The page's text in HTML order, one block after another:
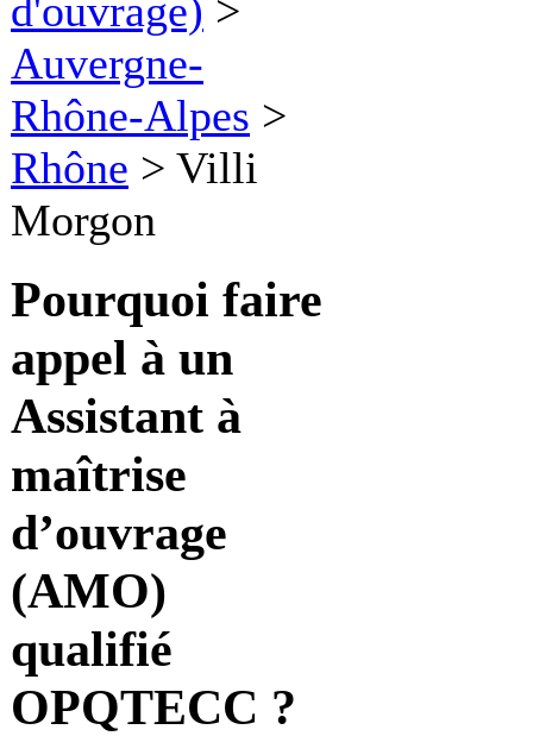
d'ouvrage) >
Auvergne-
Rhône-Alpes >
Rhône > Villi
Morgon
Pourquoi faire
appel à un
Assistant à
maîtrise
d’ouvrage
(AMO)
qualifié
OPQTECC ?